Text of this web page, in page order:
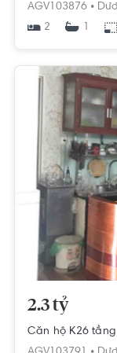
AGV103876 •
2
1
2.3 tỷ
Căn hộ K26